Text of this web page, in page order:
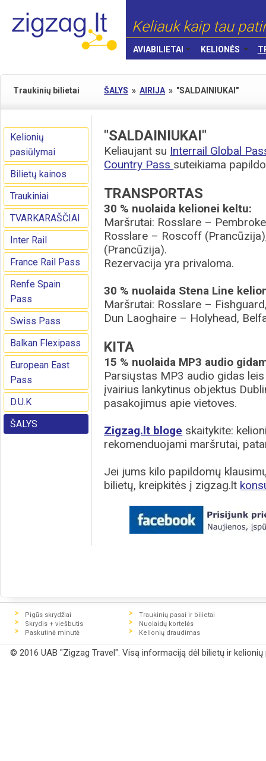
Keliauk kaip tau
AVIABILIETAI KELIONĖS
Traukinių bilietai ŠALYS » AIRIJA » "SALDAINIUKAI"
Kelionių
pasiūlymai
Bilietų kainos
Traukiniai
TVARKARAŠČIAI
Inter Rail
France Rail Pass
Renfe Spain
Pass
Swiss Pass
Balkan Flexipass
European East
Pass
D.U.K
ŠALYS
"SALDAINIUKAI"
Keliaujant su Interrail Global
Country Pass suteikiama
TRANSPORTAS
30 % nuolaida kelionei keltu:
Maršrutai: Rosslare –
Rosslare – Roscoff
(Prancūzija).
Rezervacija yra privaloma.
30 % nuolaida Stena Line
Maršrutai: Rosslare –
Dun Laoghaire – Holyhead,
KITA
15 % nuolaida MP3 audio
Parsiųstas MP3 audio gidas
įvairius lankytinus objektus
pasakojimus apie vietoves.
Zigzag.lt bloge skaitykite:
rekomenduojami maršrutai,
Jei jums kilo papildomų
bilietų, kreipkitės į zigzag.lt
Pigūs skrydžiai
Skrydis + viešbutis
Paskutinė minutė
Traukinių pasai ir bilietai
Nuolaidų kortelės
Kelionių draudimas
© 2016 UAB "Zigzag Travel". Visą informaciją dėl bilietų ir